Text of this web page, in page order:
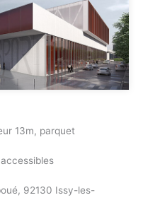
13m, parquet
92130 Issy-les-